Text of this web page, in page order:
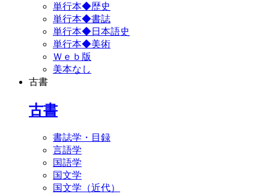
単行本◆歴史
単行本◆書誌
単行本◆日本語史
単行本◆美術
Ｗｅｂ版
美本なし
古書
古書
書誌学・目録
言語学
国語学
国文学
国文学（近代）